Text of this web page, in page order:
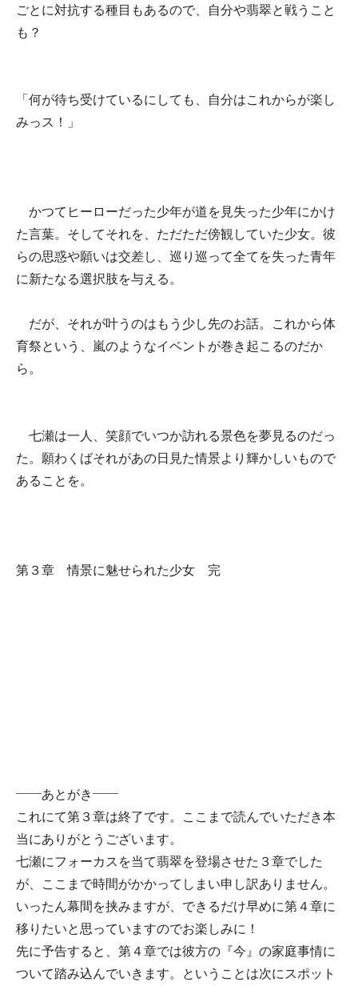
ごとに対抗する種目もあるので、自分や翡翠と戦うこと
も？
「何が待ち受けているにしても、自分はこれからが楽し
みっス！」
かつてヒーローだった少年が道を見失った少年にかけ
た言葉。そしてそれを、ただただ傍観していた少女。彼
らの思惑や願いは交差し、巡り巡って全てを失った青年
に新たなる選択肢を与える。
だが、それが叶うのはもう少し先のお話。これから体
育祭という、嵐のようなイベントが巻き起こるのだか
ら。
七瀬は一人、笑顔でいつか訪れる景色を夢見るのだっ
た。願わくばそれがあの日見た情景より輝かしいもので
あることを。
第３章 情景に魅せられた少女 完
——あとがき——
これにて第３章は終了です。ここまで読んでいただき本
当にありがとうございます。
七瀬にフォーカスを当て翡翠を登場させた３章でした
が、ここまで時間がかかってしまい申し訳ありません。
いったん幕間を挟みますが、できるだけ早めに第４章に
移りたいと思っていますのでお楽しみに！
先に予告すると、第４章では彼方の『今』の家庭事情に
ついて踏み込んでいきます。ということは次にスポット